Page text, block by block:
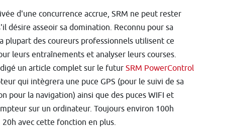
d'une concurrence accrue, SRM ne peut rester
désire asseoir sa domination. Reconnu pour sa
plupart des coureurs professionnels utilisent ce
leurs entraînements et analyser leurs courses.
un article complet sur le futur SRM PowerControl
qui intègrera une puce GPS (pour le suivi de sa
pour la navigation) ainsi que des puces WIFI et
sur un ordinateur. Toujours environ 100h
avec cette fonction en plus.